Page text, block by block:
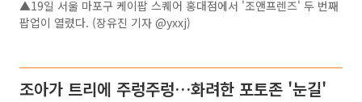
▲19일 서울 마포구 케이팝 스퀘어 홍대점에서 '조앤프렌즈' 두 번째
팝업이 열렸다. (장유진 기자 @yxxj)
조아가 트리에 주렁주렁…화려한 포토존 '눈길'